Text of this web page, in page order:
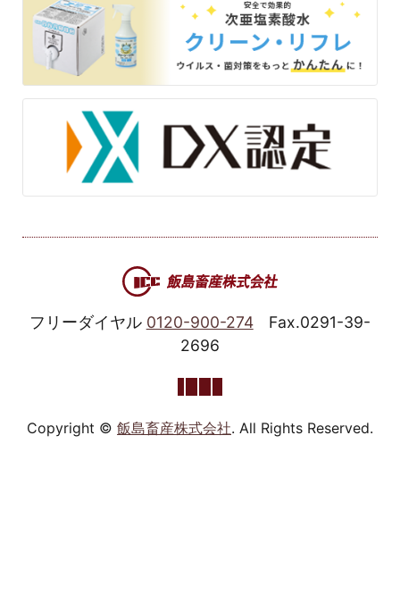
フリーダイヤル 0120-900-274
Fax.0291-39-
2696
Copyright © 飯島畜産株式会社. All Rights Reserved.